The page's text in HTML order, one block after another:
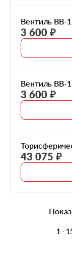
Вентиль ВВ-
3 600 ₽
Вентиль ВВ-
3 600 ₽
43 075 ₽
1 -